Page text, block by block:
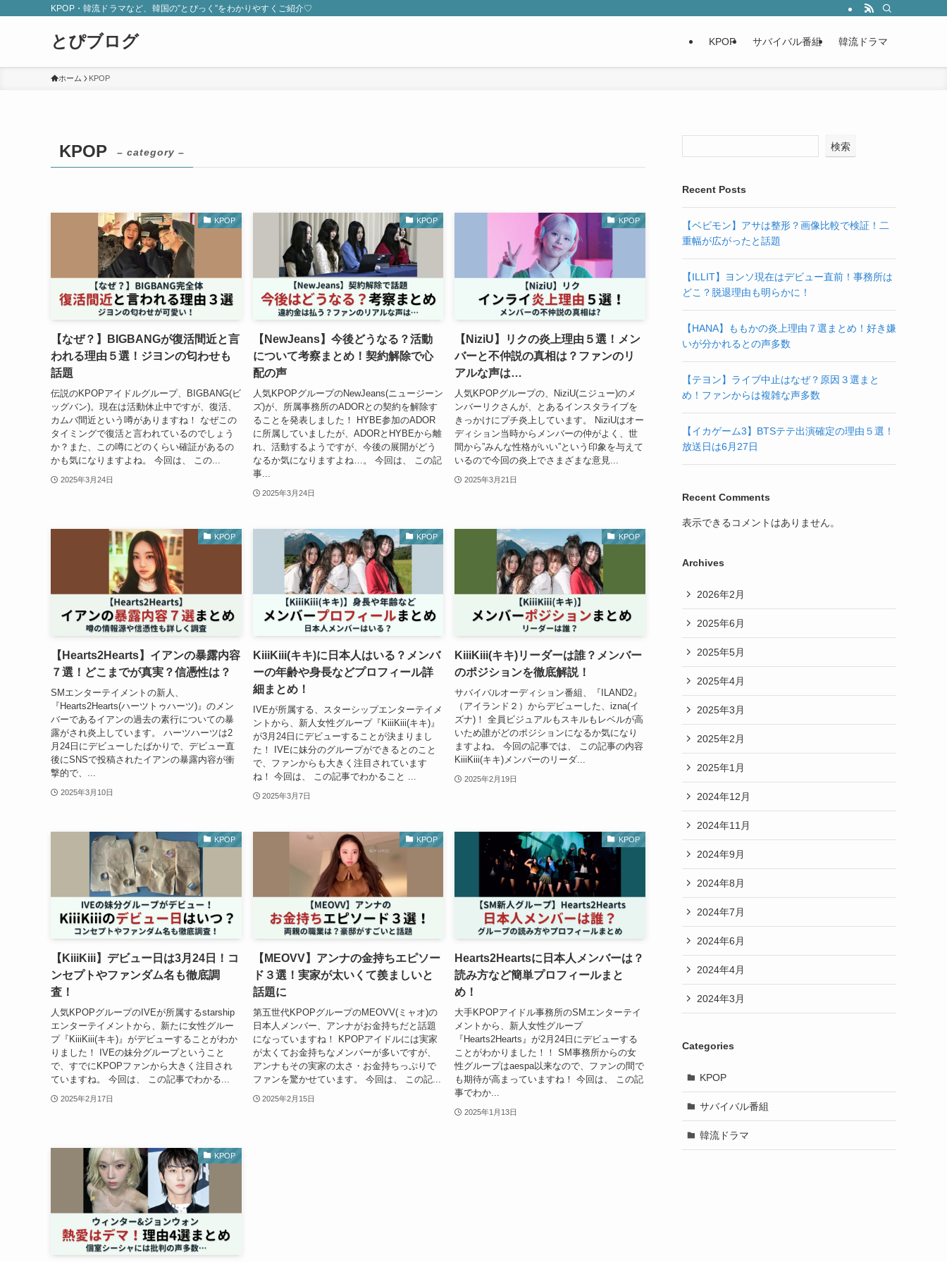
KPOP・韓流ドラマなど、韓国の”とぴっく”をわかりやすくご紹介♡
とぴブログ KPOP サバイバル番組 韓流ドラマ
ホーム KPOP
KPOP – category –
KPOP
【なぜ？】BIGBANGが復活間近と言
われる理由５選！ジヨンの匂わせも
話題
伝説のKPOPアイドルグループ、BIGBANG(ビ
ッグバン)。現在は活動休止中ですが、復活、
カムバ間近という噂がありますね！ なぜこの
タイミングで復活と言われているのでしょう
か？また、この噂にどのくらい確証があるの
かも気になりますよね。 今回は、 この...
2025年3月24日
KPOP
【NewJeans】今後どうなる？活動
について考察まとめ！契約解除で心
配の声
人気KPOPグループのNewJeans(ニュージーン
ズ)が、所属事務所のADORとの契約を解除す
ることを発表しました！ HYBE参加のADOR
に所属していましたが、ADORとHYBEから離
れ、活動するようですが、今後の展開がどう
なるか気になりますよね…。 今回は、 この記
事...
2025年3月24日
KPOP
【NiziU】リクの炎上理由５選！メン
バーと不仲説の真相は？ファンのリ
アルな声は…
人気KPOPグループの、NiziU(ニジュー)のメ
ンバーリクさんが、とあるインスタライブを
きっかけにプチ炎上しています。 NiziUはオー
ディション当時からメンバーの仲がよく、世
間から”みんな性格がいい”という印象を与えて
いるので今回の炎上でさまざまな意見...
2025年3月21日
KPOP
【Hearts2Hearts】イアンの暴露内容
７選！どこまでが真実？信憑性は？
SMエンターテイメントの新人、
『Hearts2Hearts(ハーツトゥハーツ)』のメン
バーであるイアンの過去の素行についての暴
露がされ炎上しています。 ハーツハーツは2
月24日にデビューしたばかりで、デビュー直
後にSNSで投稿されたイアンの暴露内容が衝
撃的で、...
2025年3月10日
KPOP
KiiiKiii(キキ)に日本人はいる？メンバ
ーの年齢や身長などプロフィール詳
細まとめ！
IVEが所属する、スターシップエンターテイメ
ントから、新人女性グループ『KiiiKiii(キキ)』
が3月24日にデビューすることが決まりまし
た！ IVEに妹分のグループができるとのこと
で、ファンからも大きく注目されています
ね！ 今回は、 この記事でわかること ...
2025年3月7日
KPOP
KiiiKiii(キキ)リーダーは誰？メンバー
のポジションを徹底解説！
サバイバルオーディション番組、『ILAND2』
（アイランド２）からデビューした、izna(イ
ズナ)！ 全員ビジュアルもスキルもレベルが高
いため誰がどのポジションになるか気になり
ますよね。 今回の記事では、 この記事の内容
KiiiKiii(キキ)メンバーのリーダ...
2025年2月19日
KPOP
【KiiiKiii】デビュー日は3月24日！コ
ンセプトやファンダム名も徹底調
査！
人気KPOPグループのIVEが所属するstarship
エンターテイメントから、新たに女性グルー
プ『KiiiKiii(キキ)』がデビューすることがわか
りました！ IVEの妹分グループということ
で、すでにKPOPファンから大きく注目され
ていますね。 今回は、 この記事でわかる...
2025年2月17日
KPOP
【MEOVV】アンナの金持ちエピソー
ド３選！実家が太いくて羨ましいと
話題に
第五世代KPOPグループのMEOVV(ミャオ)の
日本人メンバー、アンナがお金持ちだと話題
になっていますね！ KPOPアイドルには実家
が太くてお金持ちなメンバーが多いですが、
アンナもその実家の太さ・お金持ちっぷりで
ファンを驚かせています。 今回は、 この記...
2025年2月15日
KPOP
Hearts2Heartsに日本人メンバーは？
読み方など簡単プロフィールまと
め！
大手KPOPアイドル事務所のSMエンターテイ
メントから、新人女性グループ
『Hearts2Hearts』が2月24日にデビューする
ことがわかりました！！ SM事務所からの女
性グループはaespa以来なので、ファンの間で
も期待が高まっていますね！ 今回は、 この記
事でわか...
2025年1月13日
KPOP
検索
Recent Posts
【ベビモン】アサは整形？画像比較で検証！二
重幅が広がったと話題
【ILLIT】ヨンソ現在はデビュー直前！事務所は
どこ？脱退理由も明らかに！
【HANA】ももかの炎上理由７選まとめ！好き嫌
いが分かれるとの声多数
【テヨン】ライブ中止はなぜ？原因３選まと
め！ファンからは複雑な声多数
【イカゲーム3】BTSテテ出演確定の理由５選！
放送日は6月27日
Recent Comments
表示できるコメントはありません。
Archives
2026年2月
2025年6月
2025年5月
2025年4月
2025年3月
2025年2月
2025年1月
2024年12月
2024年11月
2024年9月
2024年8月
2024年7月
2024年6月
2024年4月
2024年3月
Categories
KPOP
サバイバル番組
韓流ドラマ